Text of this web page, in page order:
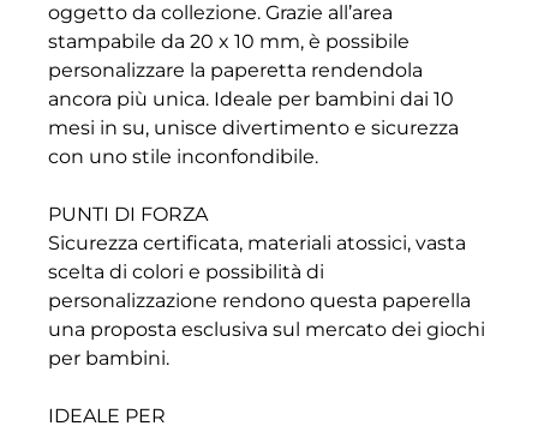
oggetto da collezione. Grazie all’area
stampabile da 20 x 10 mm, è possibile
personalizzare la paperetta rendendola
ancora più unica. Ideale per bambini dai 10
mesi in su, unisce divertimento e sicurezza
con uno stile inconfondibile.
PUNTI DI FORZA
Sicurezza certificata, materiali atossici, vasta
scelta di colori e possibilità di
personalizzazione rendono questa paperella
una proposta esclusiva sul mercato dei giochi
per bambini.
IDEALE PER